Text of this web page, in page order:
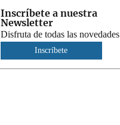
Inscríbete a nuestra
Newsletter
Disfruta de todas las novedades
Inscríbete